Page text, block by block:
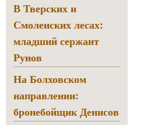
В Тверских и
Смоленских лесах:
младший сержант
Рунов
На Болховском
направлении:
бронебойщик Денисов